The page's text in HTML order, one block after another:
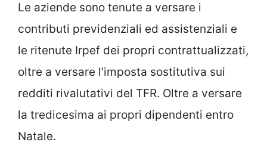
Le aziende sono tenute a versare i
contributi previdenziali ed assistenziali e
le ritenute Irpef dei propri contrattualizzati,
oltre a versare l’imposta sostitutiva sui
redditi rivalutativi del TFR. Oltre a versare
la tredicesima ai propri dipendenti entro
Natale.